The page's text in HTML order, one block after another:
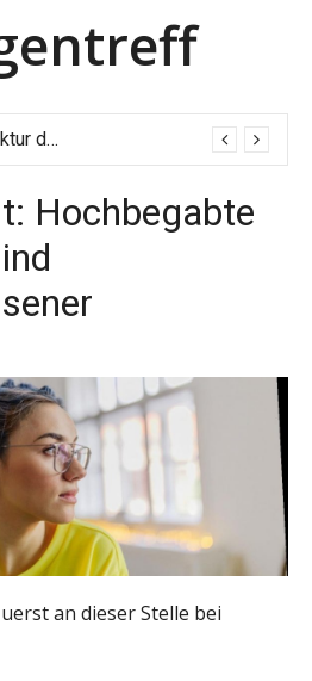
Sicherheitsarchitektur der nächsten Generation: JARXE kombiniert Multi-Wallet und MPC als Schutzschild für digitales Vertrauen
Hochbegabte
an dieser Stelle bei